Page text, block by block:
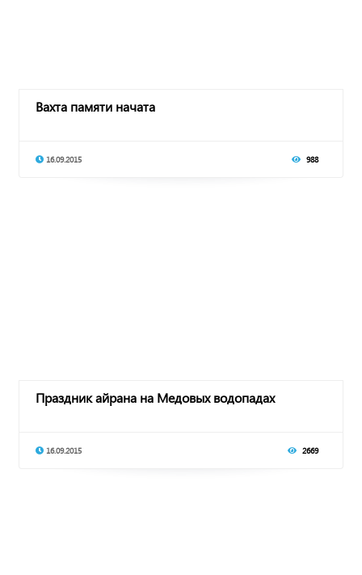
Вахта памяти начата
16.09.2015 988
Праздник айрана на Медовых водопадах
16.09.2015 2669